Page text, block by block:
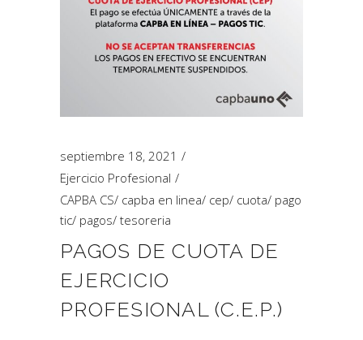
septiembre 18, 2021
Ejercicio Profesional
CAPBA CS/ capba en linea/ cep/ cuota/ pago
tic/ pagos/ tesoreria
PAGOS DE CUOTA DE
EJERCICIO
PROFESIONAL (C.E.P.)